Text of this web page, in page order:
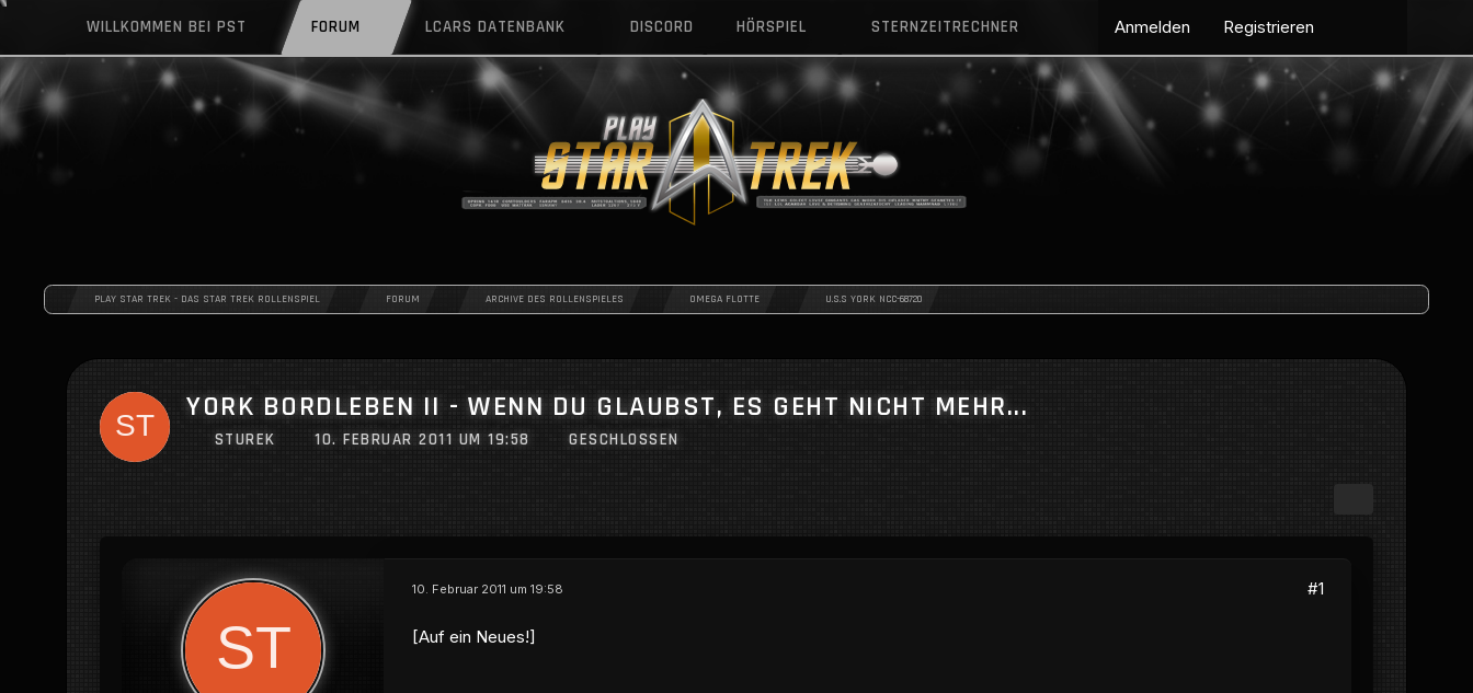
WILLKOMMEN BEI PST FORUM LCARS DATENBANK DISCORD HÖRSPIEL STERNZEITRECHNER Anmelden Registrieren
PLAY STAR TREK - DAS STAR TREK ROLLENSPIEL FORUM ARCHIVE DES ROLLENSPIELES OMEGA FLOTTE U.S.S YORK NCC-68720
YORK BORDLEBEN II - WENN DU GLAUBST, ES GEHT NICHT MEHR...
STUREK 10. FEBRUAR 2011 UM 19:58 GESCHLOSSEN
10. Februar 2011 um 19:58 #1
[Auf ein Neues!]